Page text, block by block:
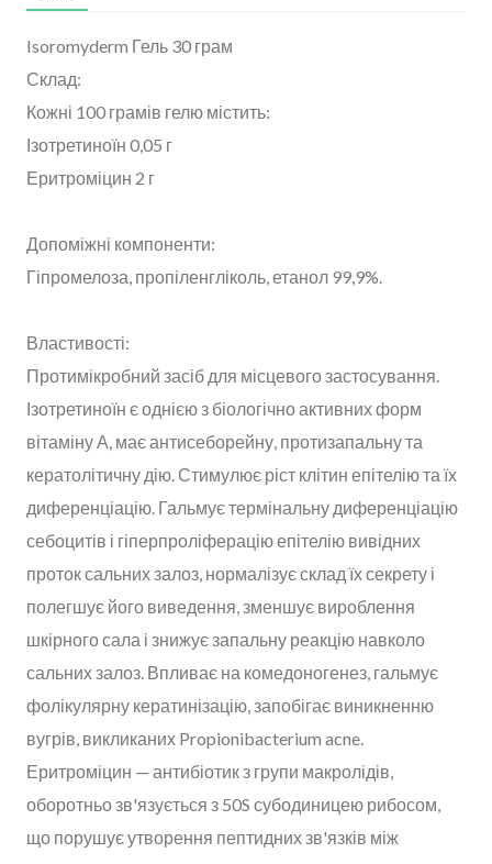
Isoromyderm Гель 30 грам
Склад:
Кожні 100 грамів гелю містить:
Ізотретиноїн 0,05 г
Еритроміцин 2 г
Допоміжні компоненти:
Гіпромелоза, пропіленгліколь, етанол 99,9%.
Властивості:
Протимікробний засіб для місцевого застосування.
Ізотретиноїн є однією з біологічно активних форм
вітаміну А, має антисеборейну, протизапальну та
кератолітичну дію. Стимулює ріст клітин епітелію та їх
диференціацію. Гальмує термінальну диференціацію
себоцитів і гіперпроліферацію епітелію вивідних
проток сальних залоз, нормалізує склад їх секрету і
полегшує його виведення, зменшує вироблення
шкірного сала і знижує запальну реакцію навколо
сальних залоз. Впливає на комедоногенез, гальмує
фолікулярну кератинізацію, запобігає виникненню
вугрів, викликаних Propionibacterium acne.
Еритроміцин — антибіотик з групи макролідів,
оборотньо зв'язується з 50S субодиницею рибосом,
що порушує утворення пептидних зв'язків між